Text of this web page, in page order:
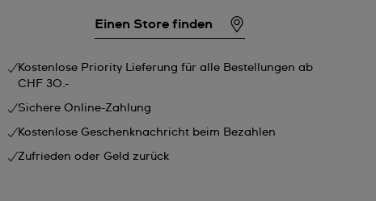
Einen Store finden
Kostenlose Priority Lieferung für alle Bestellungen ab
CHF 30.-
Sichere Online-Zahlung
Kostenlose Geschenknachricht beim Bezahlen
Zufrieden oder Geld zurück